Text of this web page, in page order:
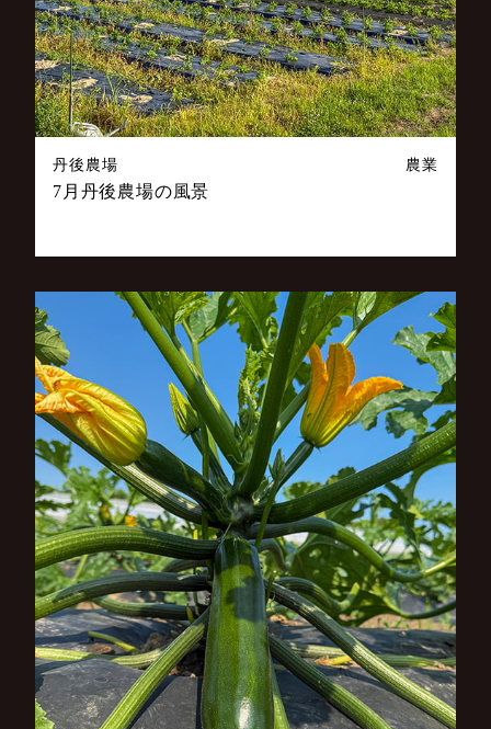
丹後農場 農業
7月丹後農場の風景